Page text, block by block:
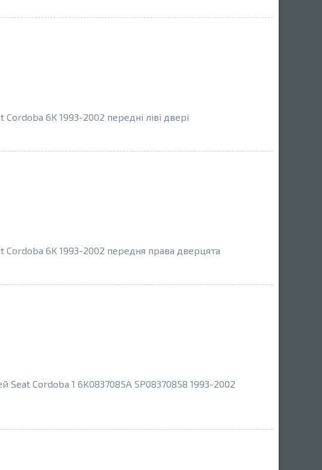
6K 1993-2002 передні ліві двері
Cordoba 6K 1993-2002 передня права дверцята
Seat Cordoba 1 6K0837085A 5P08370858 1993-2002